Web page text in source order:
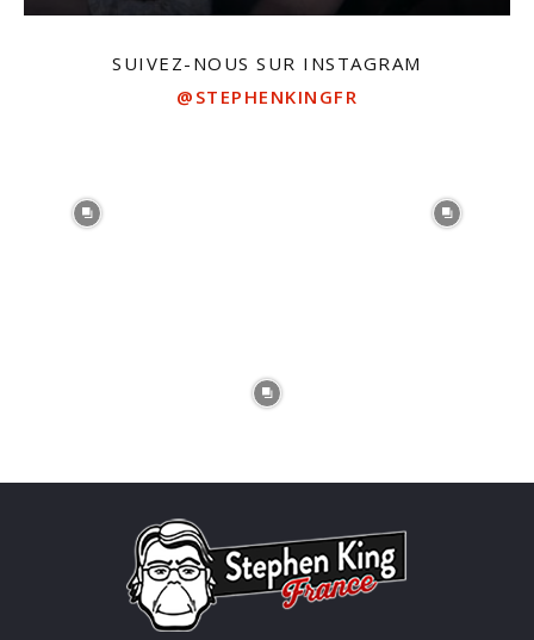
SUIVEZ-NOUS SUR INSTAGRAM
@STEPHENKINGFR